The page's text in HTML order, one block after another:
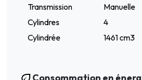
Transmission
Manuelle
Cylindres
4
Cylindrée
1461 cm3
Consommation en